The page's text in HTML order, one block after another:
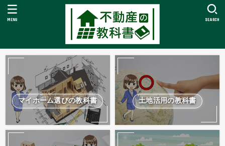
SEARCH
MENU
マイホーム選びの教科書 土地活用の教科書